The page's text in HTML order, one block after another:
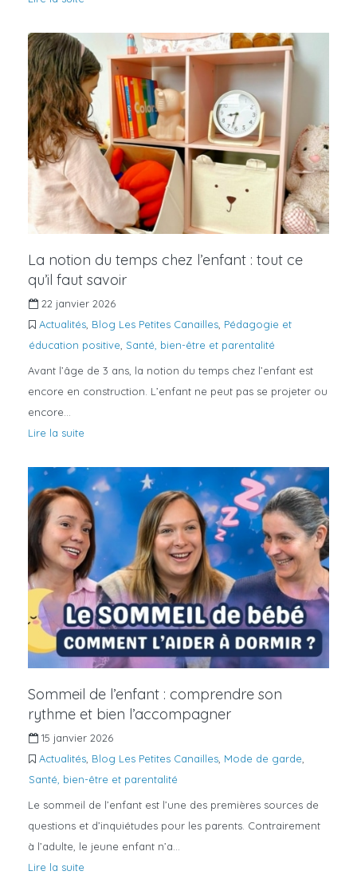
La notion du temps chez l’enfant : tout ce
qu’il faut savoir
22 janvier 2026
Actualités Blog Les Petites Canailles Pédagogie et
éducation positive Santé, bien-être et parentalité
Avant l’âge de 3 ans, la notion du temps chez l’enfant est
encore en construction. L’enfant ne peut pas se projeter ou
encore…
Lire la suite
Sommeil de l’enfant : comprendre son
rythme et bien l’accompagner
15 janvier 2026
Actualités Blog Les Petites Canailles Mode de garde
Santé, bien-être et parentalité
Le sommeil de l’enfant est l’une des premières sources de
questions et d’inquiétudes pour les parents. Contrairement
à l’adulte, le jeune enfant n’a…
Lire la suite